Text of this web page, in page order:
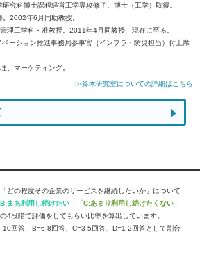
究科博士課程経営工学専攻修了。博士（工学）取得。
2002年6月同助教授。
理工学科・准教授。2011年4月同教授、現在に至る。
ーション推進事務局参事官（インフラ・防災担当）付上席
、マーケティング。
≫鈴木研究室についての詳細はこちら
どの程度その企業のサービスを継続したいか」について
B:まあ利用し続けたい 」「C:あまり利用し続けたくない 」
の4段階で評価をしてもらい比率を算出しています。
回答、B=6-8回答、C=3-5回答、D=1-2回答として割合